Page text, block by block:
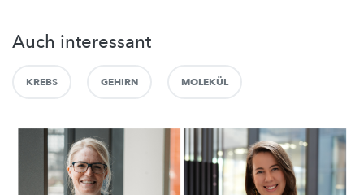
Auch interessant
KREBS GEHIRN MOLEKÜL